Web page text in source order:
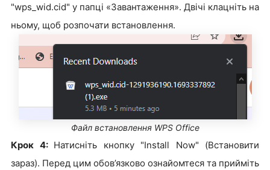
"wps_wid.cid" у папці «Завантаження». Двічі клацніть на
ньому, щоб розпочати встановлення.
Файл встановлення WPS Office
Крок 4: Натисніть кнопку "Install Now" (Встановити
зараз). Перед цим обов’язково ознайомтеся та прийміть